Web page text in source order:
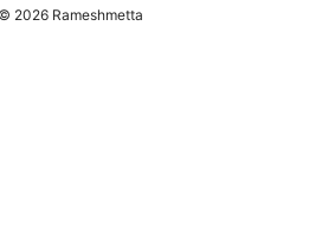
© 2026 Rameshmetta